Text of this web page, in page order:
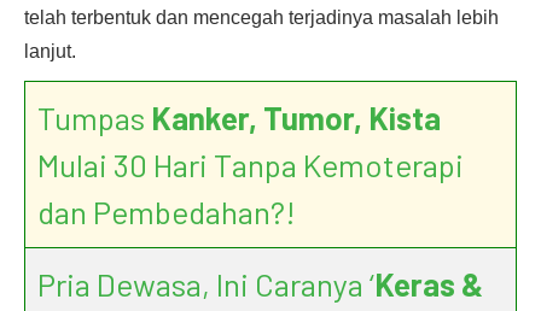
telah terbentuk dan mencegah terjadinya masalah lebih
lanjut.
Tumpas Kanker, Tumor, Kista
Mulai 30 Hari Tanpa Kemoterapi
dan Pembedahan?!
Pria Dewasa, Ini Caranya ‘Keras &